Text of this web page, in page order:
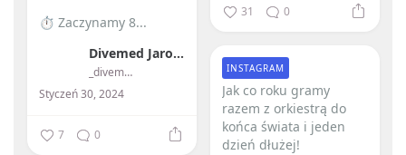
31 0
⏱ Zaczynamy 8...
Divemed Jarosław Przybylski
_divemed_
Styczeń 30, 2024
7 0
Jak co roku gramy
razem z orkiestrą do
końca świata i jeden
dzień dłużej! ️
INSTAGRAM